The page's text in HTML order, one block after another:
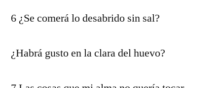
6 ¿Se comerá lo desabrido sin sal?
¿Habrá gusto en la clara del huevo?